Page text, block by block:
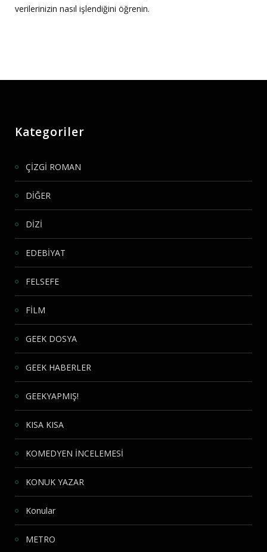
verilerinizin nasıl işlendiğini öğrenin.
Kategoriler
ÇİZGİ ROMAN
DİĞER
DİZİ
EDEBİYAT
FELSEFE
FİLM
GEEK DOSYA
GEEK HABERLER
GEEKYAPMIŞ!
KISA KISA
KOMEDYEN İNCELEMESİ
KONUK YAZAR
Konular
METRO